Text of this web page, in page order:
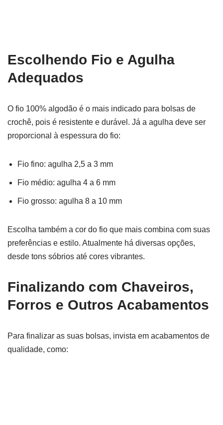
Escolhendo Fio e Agulha
Adequados
O fio 100% algodão é o mais indicado para bolsas de
crochê, pois é resistente e durável. Já a agulha deve ser
proporcional à espessura do fio:
Fio fino: agulha 2,5 a 3 mm
Fio médio: agulha 4 a 6 mm
Fio grosso: agulha 8 a 10 mm
Escolha também a cor do fio que mais combina com suas
preferências e estilo. Atualmente há diversas opções,
desde tons sóbrios até cores vibrantes.
Finalizando com Chaveiros,
Forros e Outros Acabamentos
Para finalizar as suas bolsas, invista em acabamentos de
qualidade, como: